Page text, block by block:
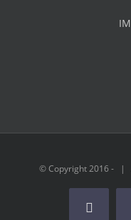
© Copyright 2016 - |